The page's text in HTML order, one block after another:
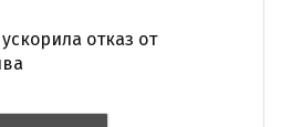
отказ от